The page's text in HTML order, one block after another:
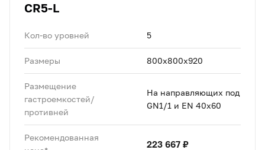
CR5-L
Кол-во уровней 5
Размеры 800x800x920
Размещение
гастроемкостей/
противней
На направляющих под
GN1/1 и EN 40x60
Рекомендованная
223 667 ₽